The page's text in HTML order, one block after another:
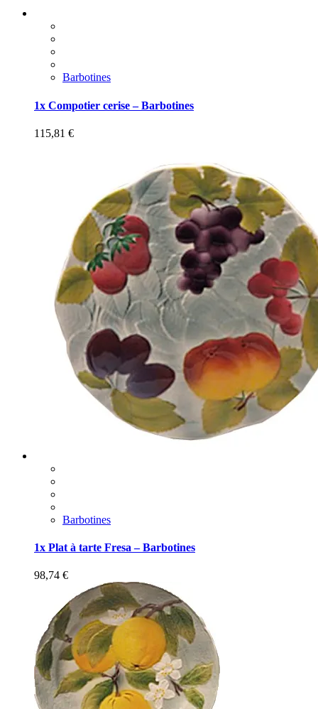
Barbotines
1x Compotier cerise – Barbotines
115,81 €
Barbotines
1x Plat à tarte Fresa – Barbotines
98,74 €